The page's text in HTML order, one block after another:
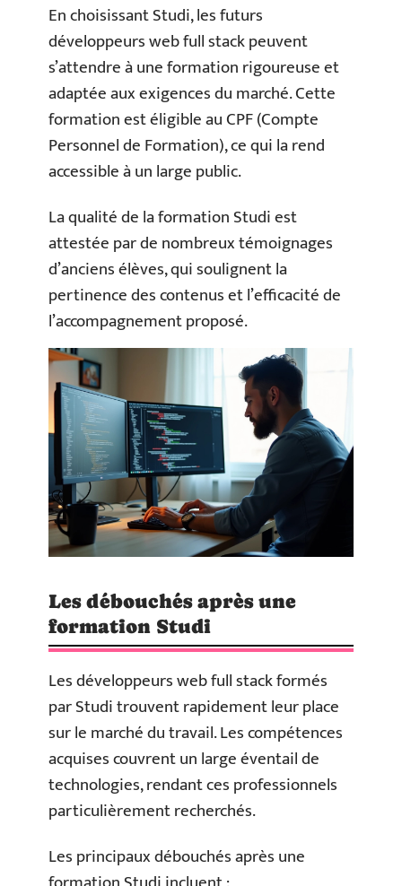
En choisissant Studi, les futurs
développeurs web full stack peuvent
s’attendre à une formation rigoureuse et
adaptée aux exigences du marché. Cette
formation est éligible au CPF (Compte
Personnel de Formation), ce qui la rend
accessible à un large public.
La qualité de la formation Studi est
attestée par de nombreux témoignages
d’anciens élèves, qui soulignent la
pertinence des contenus et l’efficacité de
l’accompagnement proposé.
Les débouchés après une
formation Studi
Les développeurs web full stack formés
par Studi trouvent rapidement leur place
sur le marché du travail. Les compétences
acquises couvrent un large éventail de
technologies, rendant ces professionnels
particulièrement recherchés.
Les principaux débouchés après une